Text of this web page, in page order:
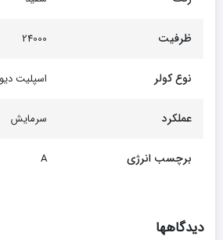
ظرفیت 24000
نوع کولر اسپلیت
عملکرد سرمایش
برچسب انرژی A
دیدگاهها